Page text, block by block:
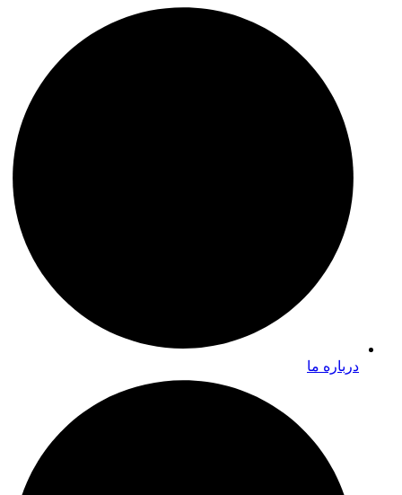
درباره ما